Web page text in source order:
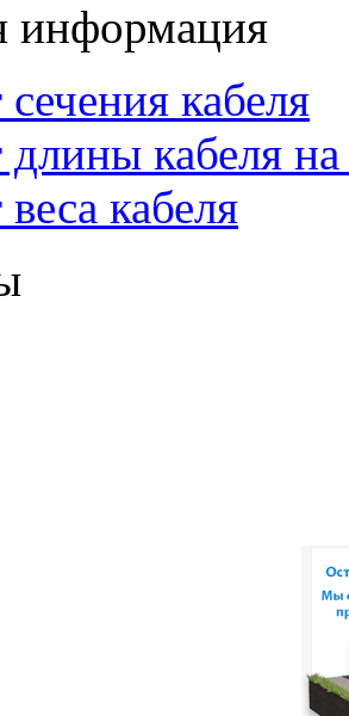
информация
сечения кабеля
длины кабеля
веса кабеля